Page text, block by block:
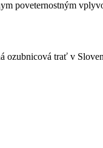
trať v